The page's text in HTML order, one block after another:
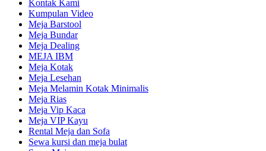
Kontak Kami
Kumpulan Video
Meja Barstool
Meja Bundar
Meja Dealing
MEJA IBM
Meja Kotak
Meja Lesehan
Meja Melamin Kotak Minimalis
Meja Rias
Meja Vip Kaca
Meja VIP Kayu
Rental Meja dan Sofa
Sewa kursi dan meja bulat